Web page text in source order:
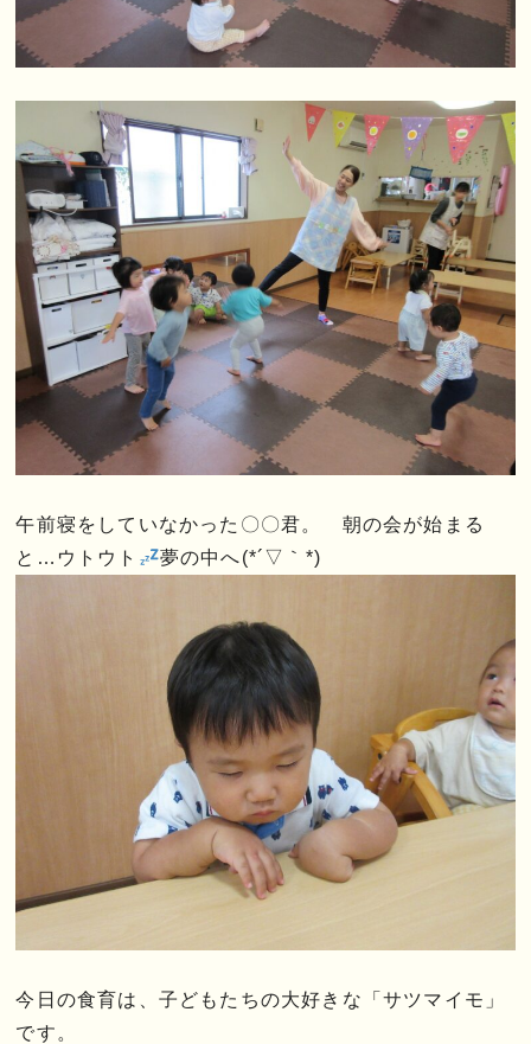
午前寝をしていなかった〇〇君。 朝の会が始まる
と…ウトウト
夢の中へ(*´▽｀*)
今日の食育は、子どもたちの大好きな「サツマイモ」
です。